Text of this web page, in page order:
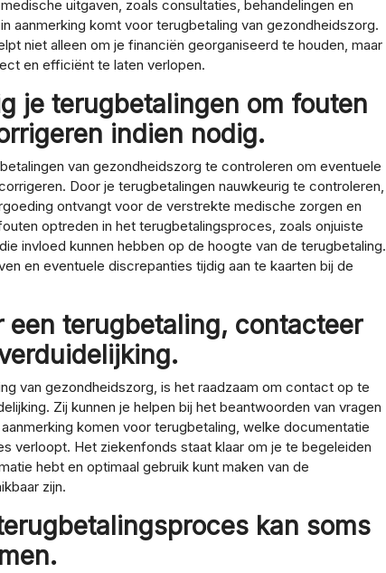
uitgaven, zoals consultaties, behandelingen en
aanmerking komt voor terugbetaling van gezondheidszorg.
niet alleen om je financiën georganiseerd te houden, maar
en efficiënt te laten verlopen.
je terugbetalingen om fouten
indien nodig.
van gezondheidszorg te controleren om eventuele
Door je terugbetalingen nauwkeurig te controleren,
ontvangt voor de verstrekte medische zorgen en
optreden in het terugbetalingsproces, zoals onjuiste
invloed kunnen hebben op de hoogte van de terugbetaling.
en eventuele discrepanties tijdig aan te kaarten bij de
een terugbetaling, contacteer
van gezondheidszorg, is het raadzaam om contact op te
Zij kunnen je helpen bij het beantwoorden van vragen
komen voor terugbetaling, welke documentatie
verloopt. Het ziekenfonds staat klaar om je te begeleiden
hebt en optimaal gebruik kunt maken van de
zijn.
kan soms